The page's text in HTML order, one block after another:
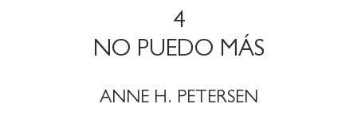
4
NO PUEDO MÁS
ANNE H. PETERSEN